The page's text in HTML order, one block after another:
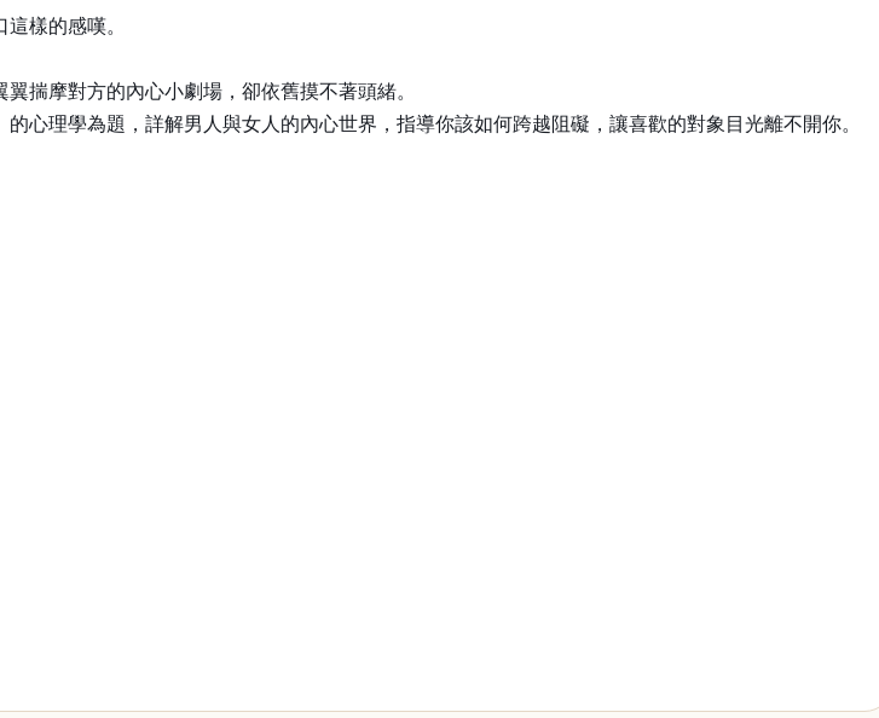
樣的感嘆。
揣摩對方的內心小劇場，卻依舊摸不著頭緒。
心理學為題，詳解男人與女人的內心世界，指導你該如何跨越阻礙，讓喜歡的對象目光離不開你。